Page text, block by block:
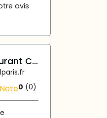
avis
Restaurant Corossol
0 (0)